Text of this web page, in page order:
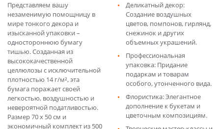
Представляем вашу
незаменимую помощницу в
мире тонкого декора и
изысканной упаковки –
одностороннюю бумагу
тишью. Созданная из
высококачественной
целлюлозы с исключительной
плотностью 14 г/м², эта
бумага поражает своей
легкостью, воздушностью и
невероятной податливостью.
Размер 70 х 50 см и
экономичный комплект из 500
Деликатный декор:
Создание воздушных
цветов, помпонов, гирлянд,
снежинок и других
объемных украшений.
Профессиональная
упаковка: Придание
подаркам и товарам
особого, утонченного вида.
Флористика: Элегантное
дополнение к букетам и
цветочным композициям.